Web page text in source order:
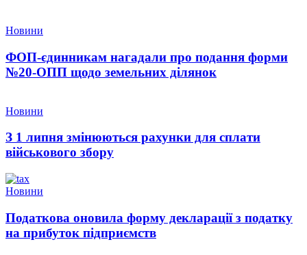
Новини
ФОП-єдинникам нагадали про подання форми
№20-ОПП щодо земельних ділянок
Новини
З 1 липня змінюються рахунки для сплати
військового збору
Новини
Податкова оновила форму декларації з податку
на прибуток підприємств